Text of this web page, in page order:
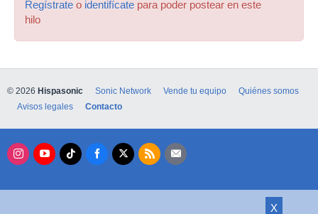
Regístrate o identifícate para poder postear en este
hilo
X
© 2026 Hispasonic Sonic Network Vende tu equipo
Quiénes somos
Avisos legales
Contacto